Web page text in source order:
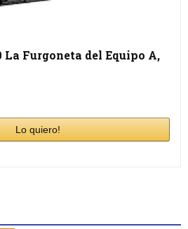
La Furgoneta del Equipo A,
Lo quiero!